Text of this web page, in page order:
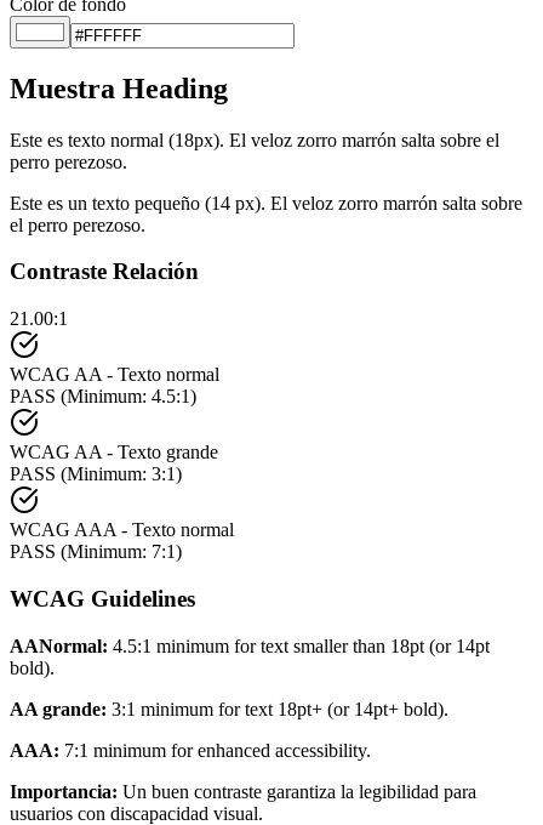
Muestra Heading
Este es texto normal (18px). El veloz zorro marrón salta sobre el
perro perezoso.
Este es un texto pequeño (14 px). El veloz zorro marrón salta sobre
el perro perezoso.
Contraste Relación
21.00:1
WCAG AA - Texto normal
PASS (Minimum: 4.5:1)
WCAG AA - Texto grande
PASS (Minimum: 3:1)
WCAG AAA - Texto normal
PASS (Minimum: 7:1)
WCAG Guidelines
AANormal: 4.5:1 minimum for text smaller than 18pt (or 14pt
bold).
AA grande: 3:1 minimum for text 18pt+ (or 14pt+ bold).
AAA: 7:1 minimum for enhanced accessibility.
Importancia: Un buen contraste garantiza la legibilidad para
usuarios con discapacidad visual.